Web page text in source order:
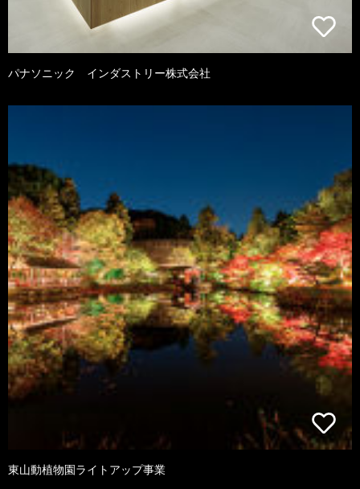
パナソニック インダストリー株式会社
東山動植物園ライトアップ事業